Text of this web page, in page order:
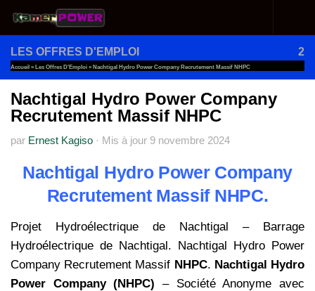
Au dessous du contenu
LES OFFRES D'EMPLOI 2
Accueil » Les Offres D'Emploi » Nachtigal Hydro Power Company Recrutement Massif NHPC
Nachtigal Hydro Power Company
Recrutement Massif NHPC
par Ernest Kagiso · Mis à jour 9 novembre 2024
Nachtigal Hydro Power Company
Recrutement Massif NHPC.
Projet Hydroélectrique de Nachtigal – Barrage
Hydroélectrique de Nachtigal. Nachtigal Hydro Power
Company Recrutement Massif NHPC. Nachtigal Hydro
Power Company (NHPC) – Société Anonyme avec